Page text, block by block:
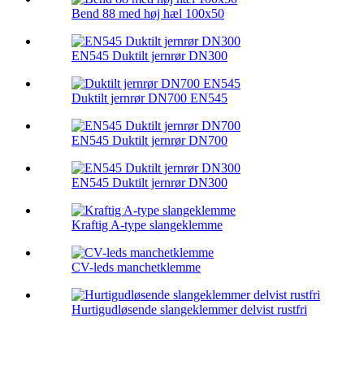
Bend 88 med høj hæl 100x50
EN545 Duktilt jernrør DN300
Duktilt jernrør DN700 EN545
EN545 Duktilt jernrør DN700
EN545 Duktilt jernrør DN300
Kraftig A-type slangeklemme
CV-leds manchetklemme
Hurtigudløsende slangeklemmer delvist rustfri